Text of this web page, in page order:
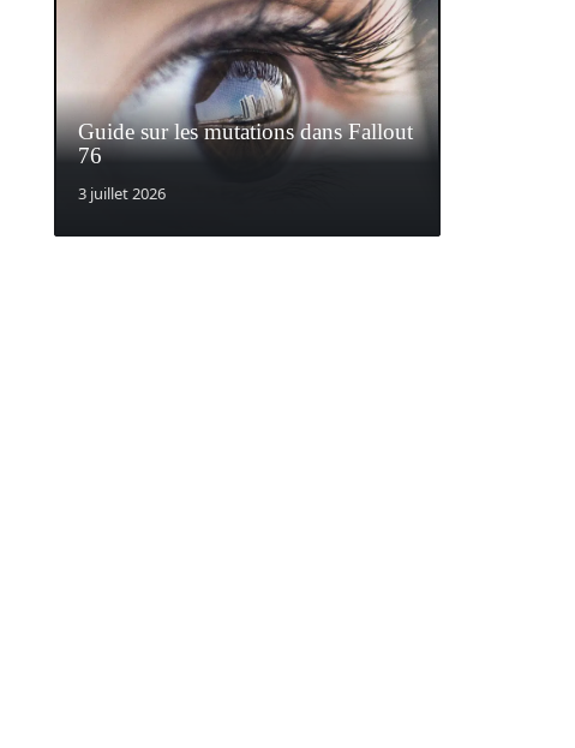
Guide sur les mutations dans Fallout
76
3 juillet 2026